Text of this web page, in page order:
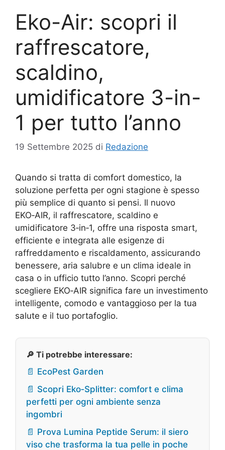
Eko-Air: scopri il
raffrescatore,
scaldino,
umidificatore 3-in-
1 per tutto l’anno
19 Settembre 2025 di Redazione
Quando si tratta di comfort domestico, la
soluzione perfetta per ogni stagione è spesso
più semplice di quanto si pensi. Il nuovo
EKO‑AIR, il raffrescatore, scaldino e
umidificatore 3‑in‑1, offre una risposta smart,
efficiente e integrata alle esigenze di
raffreddamento e riscaldamento, assicurando
benessere, aria salubre e un clima ideale in
casa o in ufficio tutto l’anno. Scopri perché
scegliere EKO‑AIR significa fare un investimento
intelligente, comodo e vantaggioso per la tua
salute e il tuo portafoglio.
🔎 Ti potrebbe interessare:
📄 EcoPest Garden
📄 Scopri Eko‑Splitter: comfort e clima
perfetti per ogni ambiente senza
ingombri
📄 Prova Lumina Peptide Serum: il siero
viso che trasforma la tua pelle in poche